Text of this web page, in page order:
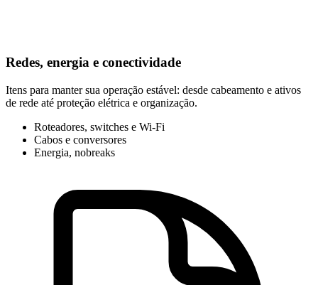
Redes, energia e conectividade
Itens para manter sua operação estável: desde cabeamento e ativos
de rede até proteção elétrica e organização.
Roteadores, switches e Wi-Fi
Cabos e conversores
Energia, nobreaks